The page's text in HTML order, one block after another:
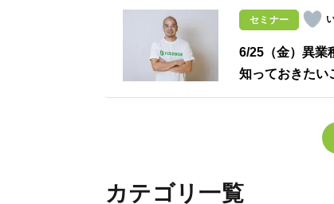
セミナー
6/25（金）異業
知っておきたい
カテゴリ一覧